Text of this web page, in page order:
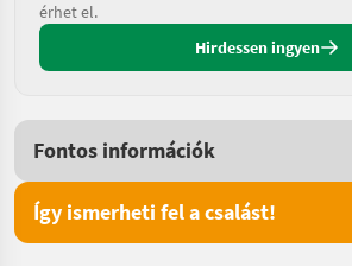
érhet el.
Hirdessen ingyen
Fontos információk
Így ismerheti fel a csalást!